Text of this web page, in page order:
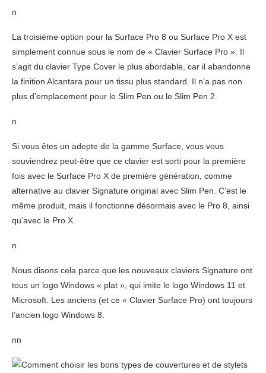
n
La troisième option pour la Surface Pro 8 ou Surface Pro X est
simplement connue sous le nom de « Clavier Surface Pro ». Il
s’agit du clavier Type Cover le plus abordable, car il abandonne
la finition Alcantara pour un tissu plus standard. Il n’a pas non
plus d’emplacement pour le Slim Pen ou le Slim Pen 2.
n
Si vous êtes un adepte de la gamme Surface, vous vous
souviendrez peut-être que ce clavier est sorti pour la première
fois avec le Surface Pro X de première génération, comme
alternative au clavier Signature original avec Slim Pen. C’est le
même produit, mais il fonctionne désormais avec le Pro 8, ainsi
qu’avec le Pro X.
n
Nous disons cela parce que les nouveaux claviers Signature ont
tous un logo Windows « plat », qui imite le logo Windows 11 et
Microsoft. Les anciens (et ce « Clavier Surface Pro) ont toujours
l’ancien logo Windows 8.
nn